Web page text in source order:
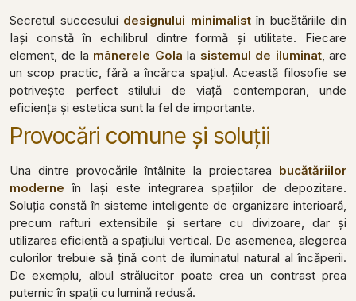
Secretul succesului designului minimalistîn bucătăriile din
Iași constă în echilibrul dintre formă și utilitate. Fiecare
element, de la mânerele Gola la sistemul de iluminat, are
un scop practic, fără a încărca spațiul. Această filosofie se
potrivește perfect stilului de viață contemporan, unde
eficiența și estetica sunt la fel de importante.
Provocări comune și soluții
Una dintre provocările întâlnite la proiectarea bucătăriilor
moderne în Iași este integrarea spațiilor de depozitare.
Soluția constă în sisteme inteligente de organizare interioară,
precum rafturi extensibile și sertare cu divizoare, dar și
utilizarea eficientă a spațiului vertical. De asemenea, alegerea
culorilor trebuie să țină cont de iluminatul natural al încăperii.
De exemplu, albul strălucitor poate crea un contrast prea
puternic în spații cu lumină redusă.